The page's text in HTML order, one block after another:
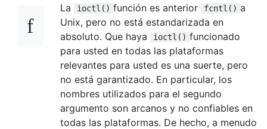
La
ioctl() función es anterior fcntl() a
Unix, pero no está estandarizada en
absoluto. Que haya
ioctl() funcionado
para usted en todas las plataformas
relevantes para usted es una suerte, pero
no está garantizado. En particular, los
nombres utilizados para el segundo
argumento son arcanos y no confiables en
todas las plataformas. De hecho, a menudo